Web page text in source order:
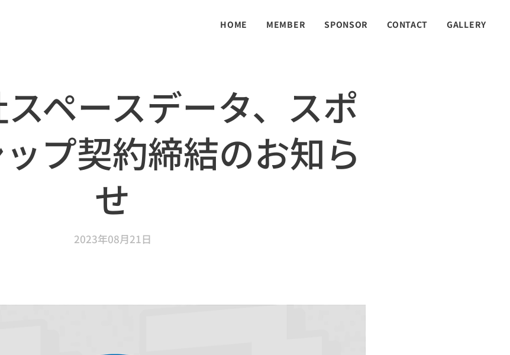
HOME MEMBER SPONSOR CONTACT GALLERY
ペースデータ、スポ
プ契約締結のお知ら
せ
2023年08月21日